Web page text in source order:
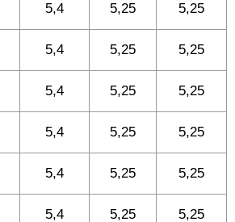
5,4 5,25 5,25
5,4 5,25 5,25
5,4 5,25 5,25
5,4 5,25 5,25
5,4 5,25 5,25
5,4 5,25 5,25